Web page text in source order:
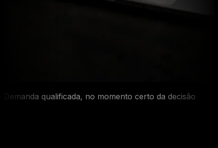
Demanda qualificada, no momento certo da decisão